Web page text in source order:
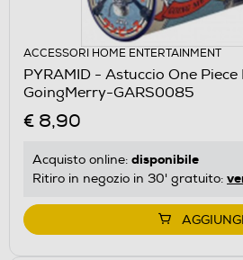
ACCESSORI HOME ENTERTAINMENT
PYRAMID - Astuccio One
GoingMerry-GARS0085
€ 8,90
Acquisto online: disponibile
Ritiro in negozio in 30' gratuito:
AGGIUNGI